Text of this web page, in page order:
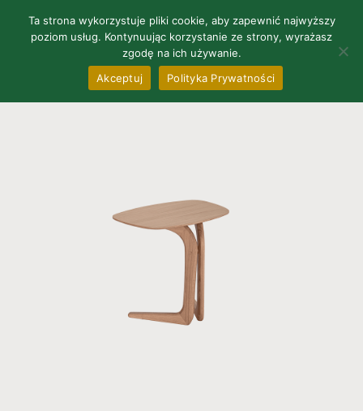
Ta strona wykorzystuje pliki cookie, aby zapewnić najwyższy
poziom usług. Kontynuując korzystanie ze strony, wyrażasz
zgodę na ich używanie.
Akceptuj
Polityka Prywatności